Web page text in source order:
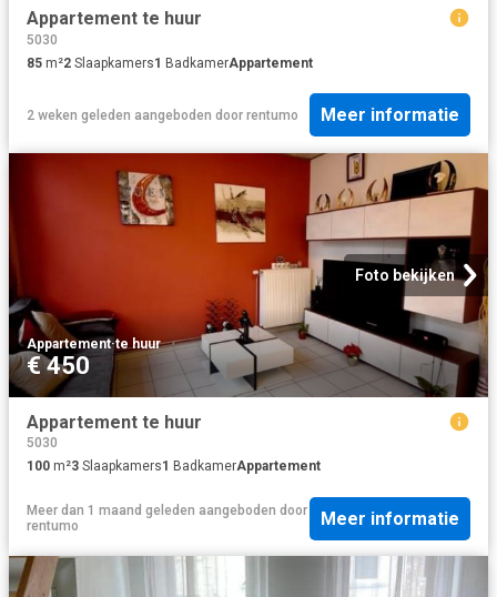
Appartement te huur
5030
85 m²2 Slaapkamers1 BadkamerAppartement
2 weken geleden aangeboden door rentumo Meer informatie
Foto bekijken
Appartement·te huur
€ 450
Appartement te huur
5030
100 m²3 Slaapkamers1 BadkamerAppartement
Meer dan 1 maand geleden aangeboden door
rentumo
Meer informatie